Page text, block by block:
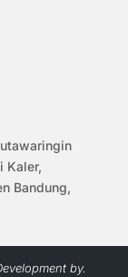
Kaler,
Bandung,
by.